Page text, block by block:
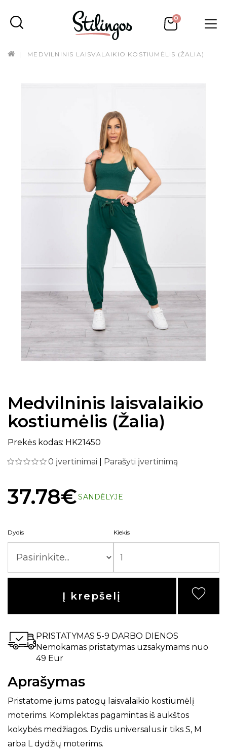
0
MEDVILNINIS LAISVALAIKIO KOSTIUMĖLIS (ŽALIA)
Medvilninis laisvalaikio
kostiumėlis (Žalia)
Prekės kodas: HK21450
0 įvertinimai
Parašyti įvertinimą
37.78€SANDĖLYJE
Dydis Kiekis
Į krepšelį
PRISTATYMAS 5-9 DARBO DIENOS
Nemokamas pristatymas uzsakymams nuo
49 Eur
Aprašymas
Pristatome jums patogų laisvalaikio kostiumėlį
moterims. Komplektas pagamintas iš aukštos
kokybės medžiagos. Dydis universalus ir tiks S, M
arba L dydžių moterims.